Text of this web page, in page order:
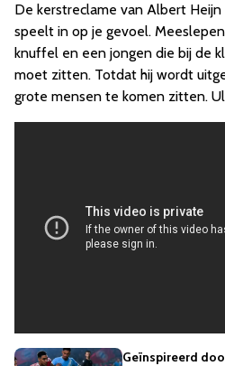
De kerstreclame van Albert
speelt in op je gevoel.
knuffel en een jongen die bij de
moet zitten. Totdat hij wordt
grote mensen te komen zitten.
Geïnspireerd